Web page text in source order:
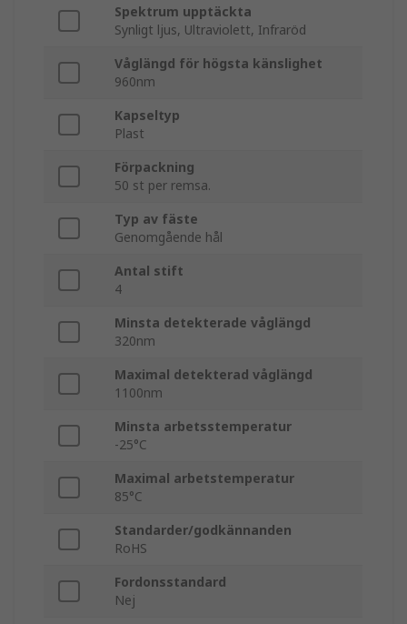
Spektrum upptäckta
Synligt ljus, Ultraviolett, Infraröd
Våglängd för högsta känslighet
960nm
Kapseltyp
Plast
Förpackning
50 st per remsa.
Typ av fäste
Genomgående hål
Antal stift
4
Minsta detekterade våglängd
320nm
Maximal detekterad våglängd
1100nm
Minsta arbetsstemperatur
-25°C
Maximal arbetstemperatur
85°C
Standarder/godkännanden
RoHS
Fordonsstandard
Nej